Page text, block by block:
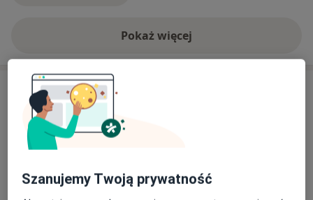
Pokaż więcejo doświadczeniu
Usługi i ceny
Chirurgia stomatologiczna
Od 400 zł Szczegóły
Resekcja wierzchołka korzenia
Szanujemy Twoją prywatność